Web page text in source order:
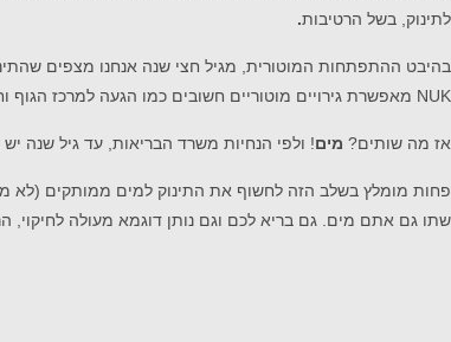
לתינוק, בשל הרטיבות.
בהיבט ההתפתחות המוטורית, מגיל חצי שנה אנחנו מצפים
NUK מאפשרת גירויים מוטוריים חשובים כמו הגעה למרכז הגוף וחציית קו האמצע.
אז מה שותים? מים! ולפי הנחיות משרד הבריאות, עד גיל שנה
פחות מומלץ בשלב הזה לחשוף את התינוק למים ממותקים (לא
שתו גם אתם מים. גם בריא לכם וגם נותן דוגמא מעולה לחיקוי,